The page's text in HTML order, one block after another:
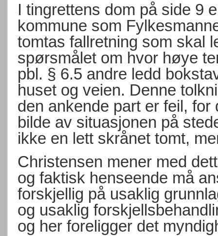
I tingrettens dom på side 9
kommune som
tomtas fallretning som skal
spørsmålet om hvor høye
pbl. § 6.5 andre ledd
huset og veien. Denne
den ankende part er feil,
bilde av situasjonen på
ikke en lett skrånet tomt,
Christensen mener med
og faktisk henseende må
forskjellig på usaklig
og usaklig
og her foreligger det